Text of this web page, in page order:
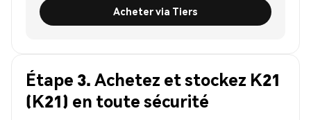
Acheter via Tiers
Étape 3. Achetez et stockez K21
(K21) en toute sécurité